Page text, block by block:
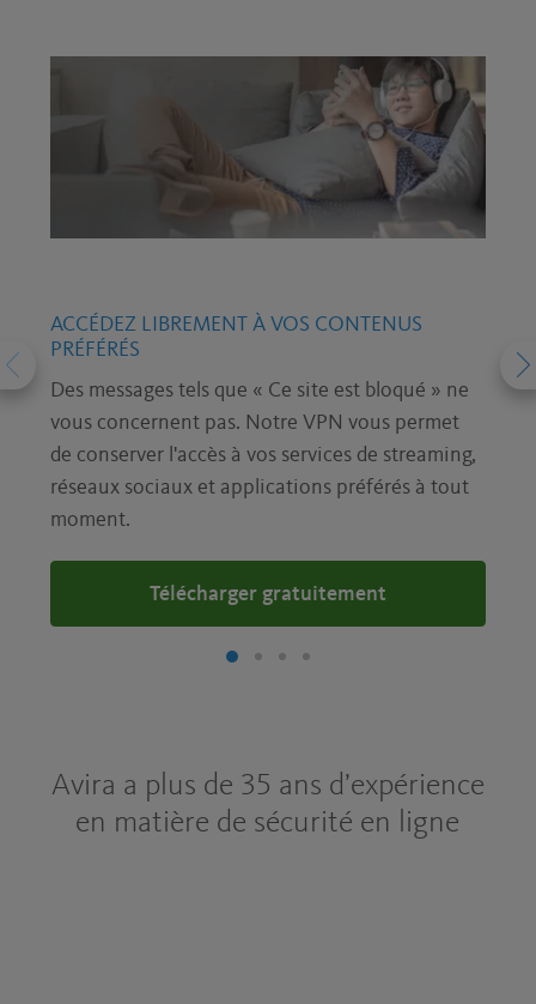
ACCÉDEZ LIBREMENT À VOS CONTENUS
PRÉFÉRÉS
Des messages tels que « Ce site est bloqué » ne
vous concernent pas. Notre VPN vous permet
de conserver l'accès à vos services de streaming,
réseaux sociaux et applications préférés à tout
moment.
Télécharger gratuitement
Avira a plus de 35 ans d’expérience
en matière de sécurité en ligne